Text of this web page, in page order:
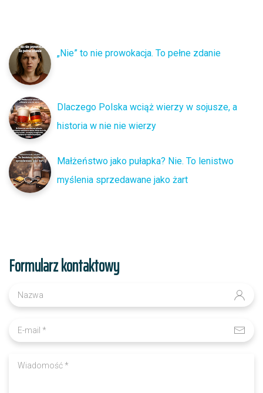
„Nie” to nie prowokacja. To pełne zdanie
Dlaczego Polska wciąż wierzy w sojusze, a
historia w nie nie wierzy
Małżeństwo jako pułapka? Nie. To lenistwo
myślenia sprzedawane jako żart
Formularz kontaktowy